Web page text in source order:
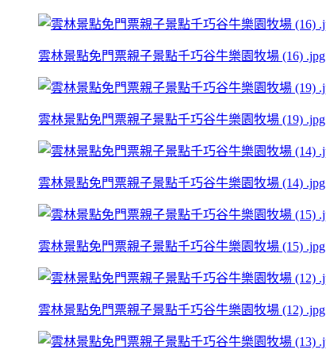
雲林景點免門票親子景點千巧谷牛樂園牧場 (16) .jpg
雲林景點免門票親子景點千巧谷牛樂園牧場 (19) .jpg
雲林景點免門票親子景點千巧谷牛樂園牧場 (14) .jpg
雲林景點免門票親子景點千巧谷牛樂園牧場 (15) .jpg
雲林景點免門票親子景點千巧谷牛樂園牧場 (12) .jpg